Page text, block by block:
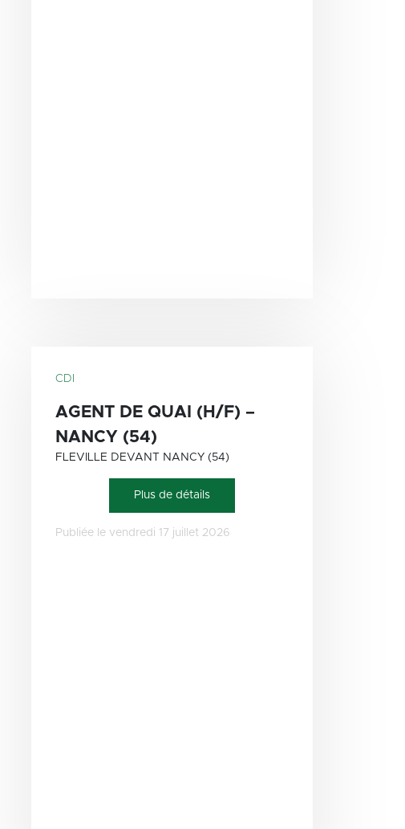
CDI
AGENT DE QUAI (H/F) –
NANCY (54)
FLEVILLE DEVANT NANCY (54)
Plus de détails
Publiée le vendredi 17 juillet 2026